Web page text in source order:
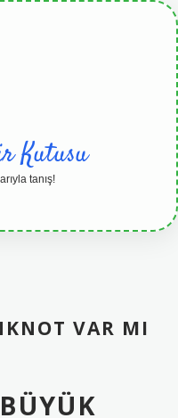
Kutusu
tanış!
VAR MI